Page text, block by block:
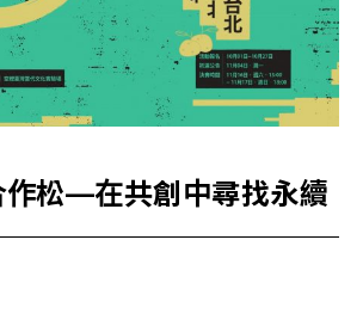
松—在共創中尋找永續